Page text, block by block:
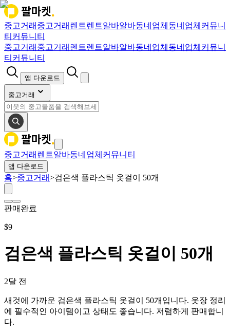
중고거래 중고거래 렌트렌트알바알바동네업체 동네업체 커뮤니
티 커뮤니티
중고거래 중고거래 렌트렌트알바알바동네업체 동네업체 커뮤니
티 커뮤니티
앱 다운로드
중고거래
중고거래 렌트알바동네업체 커뮤니티
앱 다운로드
홈>중고거래>검은색 플라스틱 옷걸이 50개
판매완료
$9
검은색 플라스틱 옷걸이 50개
2달 전
새것에 가까운 검은색 플라스틱 옷걸이 50개입니다. 옷장 정리
에 필수적인 아이템이고 상태도 좋습니다. 저렴하게 판매합니
다.